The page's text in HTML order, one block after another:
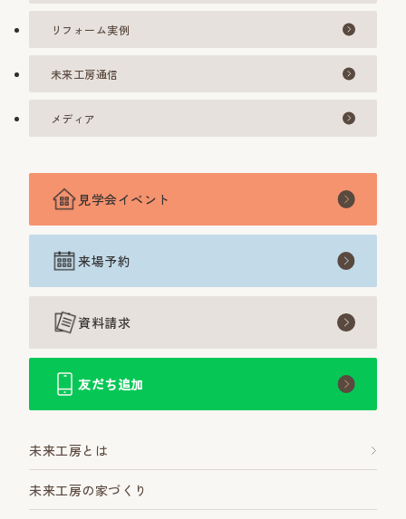
リフォーム実例
未来工房通信
メディア
見学会イベント
来場予約
資料請求
友だち追加
未来工房とは
未来工房の家づくり